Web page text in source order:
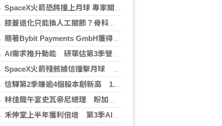
SpaceX火箭恐將撞上月球 專家關注衝擊後果
膝蓋退化只能換人工關節？骨科醫師解析「退化性關節炎」治療評估
隨著Bybit Payments GmbH獲得電子貨幣機構牌照，Bybit.eu進一步拓展其在歐洲的業務布局
AI需求推升動能 研華估第3季營收雙增、毛利率持穩
SpaceX火箭殘骸據信撞擊月球 無即時畫面暫難確認
信驊第2季賺逾4個股本創新高 1.87億元參與M31私募
林佳龍午宴史瓦帝尼總理 盼加強各領域雙邊合作
禾伸堂上半年獲利倍增 第3季AI用MLCC需求看旺